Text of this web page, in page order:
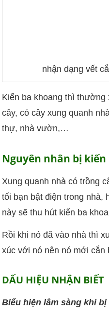
nhận dạng vết
Kiến ba khoang thì thường
cây, có cây xung quanh
thự, nhà vườn,…
Nguyên nhân bị
Xung quanh nhà có trồng
tối bạn bật điện trong nhà,
này sẽ thu hút kiến ba
Rồi khi nó đã vào nhà thì
xúc với nó nên nó mới cắn
DẤU HIỆU NHẬN BIẾT
Biểu hiện lâm sàng khi